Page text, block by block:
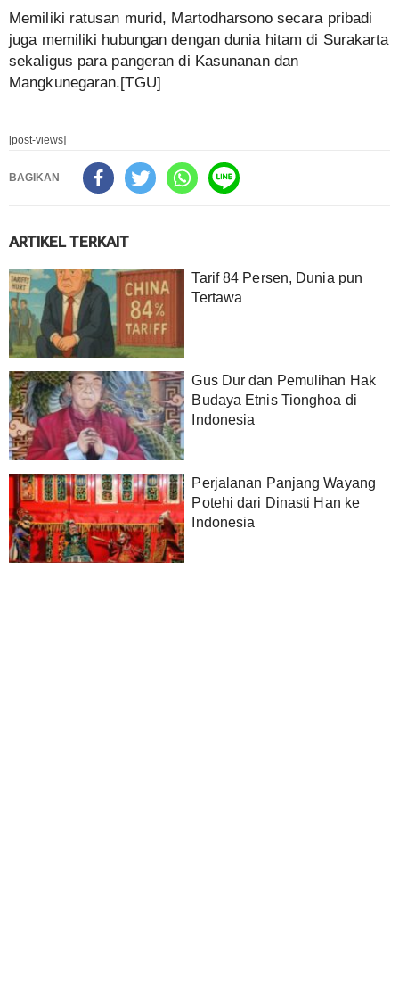
Memiliki ratusan murid, Martodharsono secara pribadi
juga memiliki hubungan dengan dunia hitam di Surakarta
sekaligus para pangeran di Kasunanan dan
Mangkunegaran.[TGU]
[post-views]
BAGIKAN
ARTIKEL TERKAIT
Tarif 84 Persen, Dunia pun
Tertawa
Gus Dur dan Pemulihan Hak
Budaya Etnis Tionghoa di
Indonesia
Perjalanan Panjang Wayang
Potehi dari Dinasti Han ke
Indonesia